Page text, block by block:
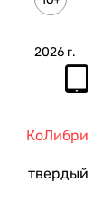
2026 г.
КоЛибри
твердый